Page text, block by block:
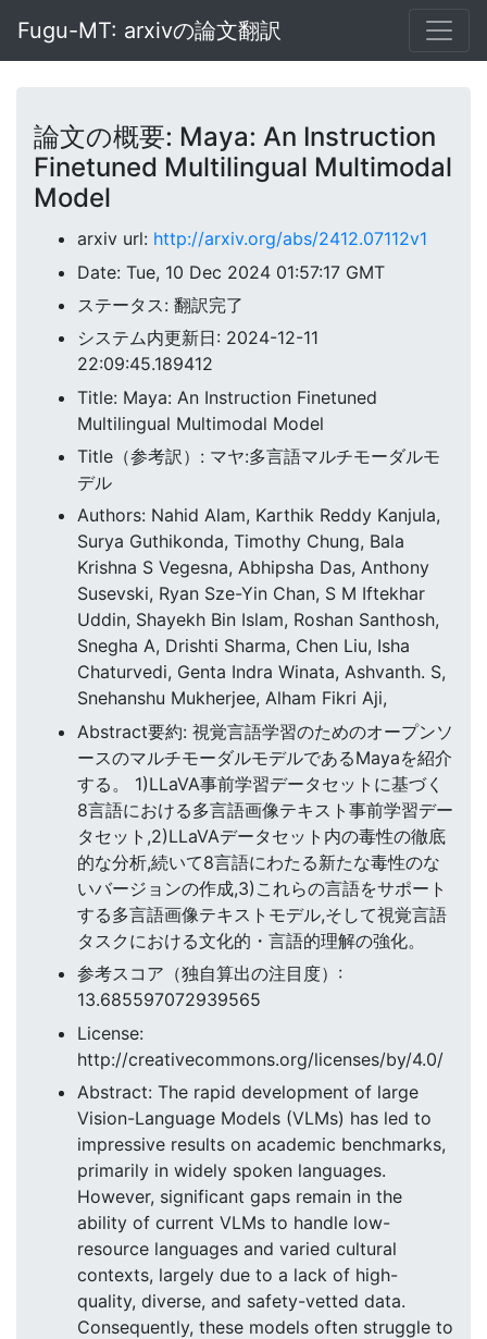
Fugu-MT: arxivの論文翻訳
論文の概要: Maya: An Instruction
Finetuned Multilingual Multimodal
Model
arxiv url: http://arxiv.org/abs/2412.07112v1
Date: Tue, 10 Dec 2024 01:57:17 GMT
ステータス: 翻訳完了
システム内更新日: 2024-12-11
22:09:45.189412
Title: Maya: An Instruction Finetuned
Multilingual Multimodal Model
Title（参考訳）: マヤ:多言語マルチモーダルモ
デル
Authors: Nahid Alam, Karthik Reddy Kanjula,
Surya Guthikonda, Timothy Chung, Bala
Krishna S Vegesna, Abhipsha Das, Anthony
Susevski, Ryan Sze-Yin Chan, S M Iftekhar
Uddin, Shayekh Bin Islam, Roshan Santhosh,
Snegha A, Drishti Sharma, Chen Liu, Isha
Chaturvedi, Genta Indra Winata, Ashvanth. S,
Snehanshu Mukherjee, Alham Fikri Aji,
Abstract要約: 視覚言語学習のためのオープンソ
ースのマルチモーダルモデルであるMayaを紹介
する。 1)LLaVA事前学習データセットに基づく
8言語における多言語画像テキスト事前学習デー
タセット,2)LLaVAデータセット内の毒性の徹底
的な分析,続いて8言語にわたる新たな毒性のな
いバージョンの作成,3)これらの言語をサポート
する多言語画像テキストモデル,そして視覚言語
タスクにおける文化的・言語的理解の強化。
参考スコア（独自算出の注目度）:
13.685597072939565
License:
http://creativecommons.org/licenses/by/4.0/
Abstract: The rapid development of large
Vision-Language Models (VLMs) has led to
impressive results on academic benchmarks,
primarily in widely spoken languages.
However, significant gaps remain in the
ability of current VLMs to handle low-
resource languages and varied cultural
contexts, largely due to a lack of high-
quality, diverse, and safety-vetted data.
Consequently, these models often struggle to